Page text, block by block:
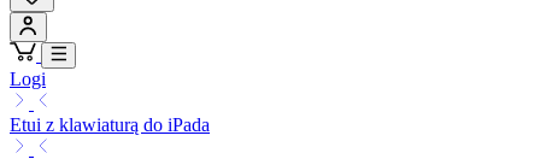
Logi
Etui z klawiaturą do iPada